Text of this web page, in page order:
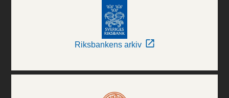
Riksbankens arkiv